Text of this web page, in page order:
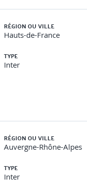
RÉGION OU VILLE
Hauts-de-France
TYPE
Inter
RÉGION OU VILLE
Auvergne-Rhône-Alpes
TYPE
Inter